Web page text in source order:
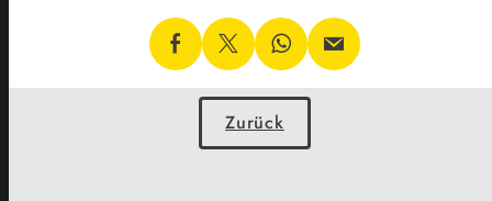
Zurück